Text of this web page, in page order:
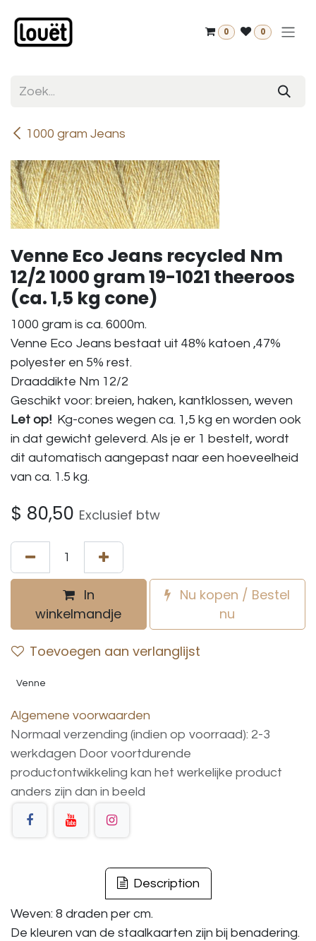
0 0
1000 gram Jeans
Venne Eco Jeans recycled Nm
12/2 1000 gram 19-1021 theeroos
(ca. 1,5 kg cone)
1000 gram is ca. 6000m.
Venne Eco Jeans bestaat uit 48% katoen ,47%
polyester en 5% rest.
Draaddikte Nm 12/2
Geschikt voor: breien, haken, kantklossen, weven
Let op! Kg-cones wegen ca. 1,5 kg en worden ook
in dat gewicht geleverd. Als je er 1 bestelt, wordt
dit automatisch aangepast naar een hoeveelheid
van ca. 1.5 kg.
$ 80,50 Exclusief btw
In
winkelmandje
Nu kopen / Bestel
nu
Toevoegen aan verlanglijst
Venne
Algemene voorwaarden
Normaal verzending (indien op voorraad): 2-3
werkdagen Door voortdurende
productontwikkeling kan het werkelijke product
anders zijn dan in beeld
Description
Weven: 8 draden per cm.
De kleuren van de staalkaarten zijn bij benadering.